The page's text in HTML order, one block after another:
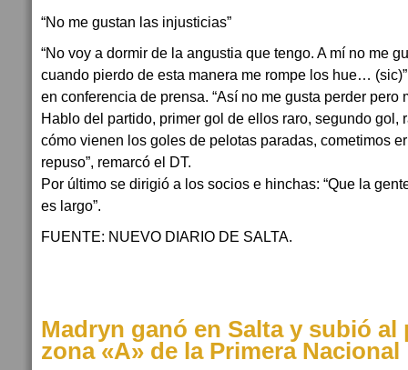
“No me gustan las injusticias”
“No voy a dormir de la angustia que tengo. A mí no me
cuando pierdo de esta manera me rompe los hue…
en conferencia de prensa. “Así no me gusta perder pero
Hablo del partido, primer gol de ellos raro, segundo gol,
cómo vienen los goles de pelotas paradas, cometimos
repuso”, remarcó el DT.
Por último se dirigió a los socios e hinchas: “Que la
es largo”.
FUENTE: NUEVO DIARIO DE SALTA.
Madryn ganó en Salta y subió al
zona «A» de la Primera Nacional